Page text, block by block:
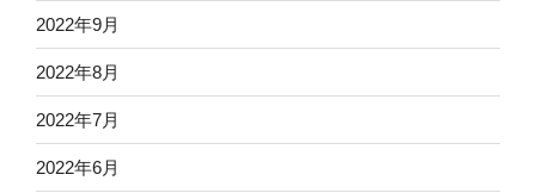
2022年9月
2022年8月
2022年7月
2022年6月